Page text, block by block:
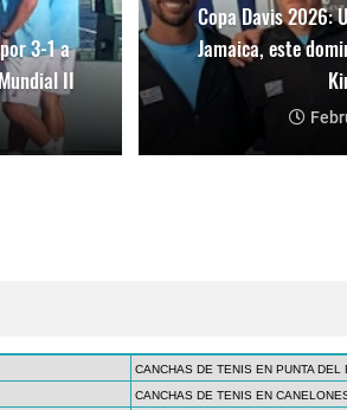
3-1 a
II
Copa Davis 2026:
Jamaica, este
CANCHAS DE TENIS EN PUNTA DEL
CANCHAS DE TENIS EN